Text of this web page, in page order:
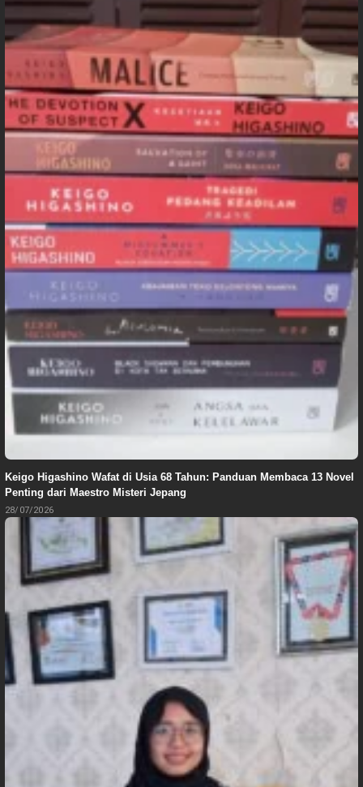
Keigo Higashino Wafat di Usia 68 Tahun: Panduan Membaca 13 Novel
Penting dari Maestro Misteri Jepang
28/07/2026